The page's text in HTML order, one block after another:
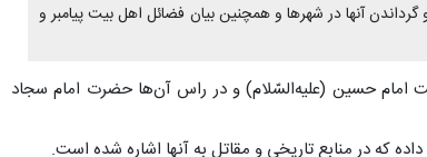
آنها در شهرها و همچنین بیان فضائل اهل بیت پیامبر و
امام حسین (علیه‌السّلام) و در راس آن‌ها حضرت امام سجاد
که در منابع تاریخی و مقاتل به آنها اشاره شده است.